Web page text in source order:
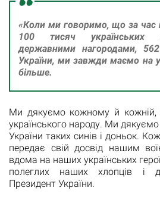
«Коли ми говоримо, що за час
100 тисяч українських
державними нагородами,
України, ми завжди маємо на
більше.
Ми дякуємо кожному й кожній,
українського народу. Ми
України таких синів і доньок.
передає свій досвід нашим
вдома на наших українських
полеглих наших хлопців і
Президент України.